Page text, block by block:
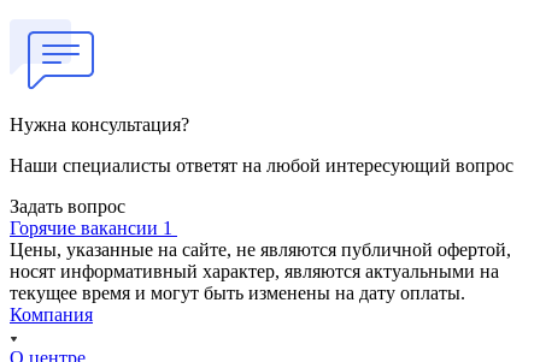
Нужна консультация?
Наши специалисты ответят на любой интересующий вопрос
Задать вопрос
Горячие вакансии 1
Цены, указанные на сайте, не являются публичной офертой,
носят информативный характер, являются актуальными на
текущее время и могут быть изменены на дату оплаты.
Компания
О центре